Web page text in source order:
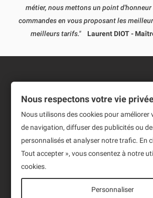
métier, nous mettons un point
commandes en vous proposant les
meilleurs tarifs."
Laurent DIOT -
Produits
Notre société
Newsletter
Nous respectons votre vie
Nous utilisons des cookies pour améliorer
de navigation, diffuser des publicités ou
personnalisés et analyser notre trafic. En
Tout accepter », vous consentez à notre
cookies.
Personnaliser